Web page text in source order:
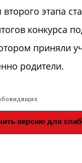
этапа
конкурса
приняли
родители.
версию для